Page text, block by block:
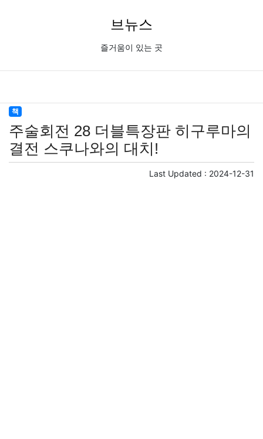
브뉴스
즐거움이 있는 곳
책
주술회전 28 더블특장판 히구루마의
결전 스쿠나와의 대치!
Last Updated : 2024-12-31